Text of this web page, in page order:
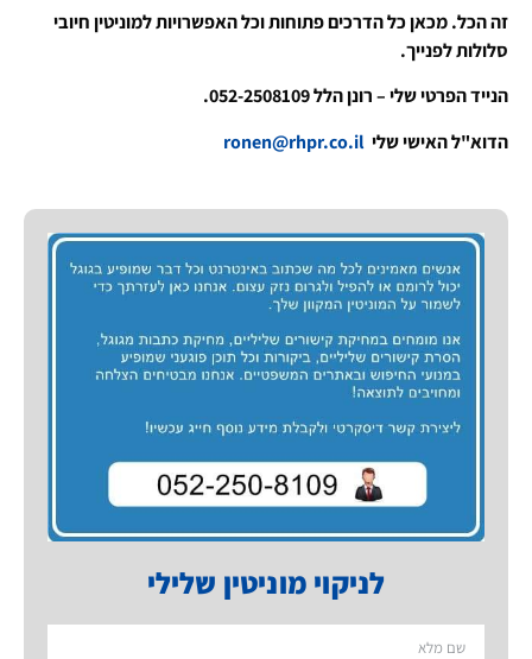
זה הכל. מכאן כל הדרכים פתוחות וכל האפשרויות למוניטין חיובי
סלולות לפנייך.
הנייד הפרטי שלי – רונן הלל 052-2508109.
הדוא"ל האישי שליronen@rhpr.co.il
לניקוי מוניטין שלילי